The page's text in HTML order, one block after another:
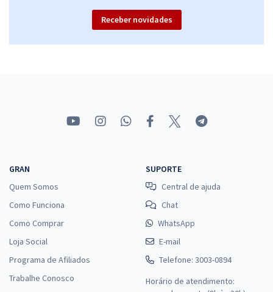
Receber novidades
GRAN
Quem Somos
Como Funciona
Como Comprar
Loja Social
Programa de Afiliados
Trabalhe Conosco
SUPORTE
Central de ajuda
Chat
WhatsApp
E-mail
Telefone: 3003-0894
Horário de atendimento: